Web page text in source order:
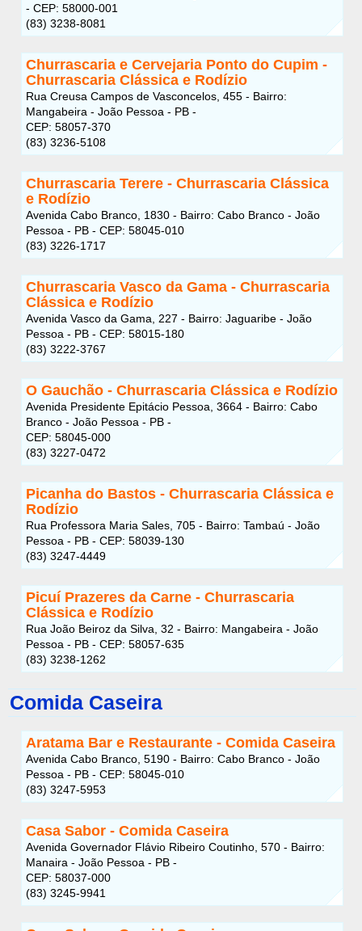
- CEP: 58000-001
(83) 3238-8081
Churrascaria e Cervejaria Ponto do Cupim -
Churrascaria Clássica e Rodízio
Rua Creusa Campos de Vasconcelos, 455 - Bairro:
Mangabeira - João Pessoa - PB -
CEP: 58057-370
(83) 3236-5108
Churrascaria Terere - Churrascaria Clássica
e Rodízio
Avenida Cabo Branco, 1830 - Bairro: Cabo Branco - João
Pessoa - PB - CEP: 58045-010
(83) 3226-1717
Churrascaria Vasco da Gama - Churrascaria
Clássica e Rodízio
Avenida Vasco da Gama, 227 - Bairro: Jaguaribe - João
Pessoa - PB - CEP: 58015-180
(83) 3222-3767
O Gauchão - Churrascaria Clássica e Rodízio
Avenida Presidente Epitácio Pessoa, 3664 - Bairro: Cabo
Branco - João Pessoa - PB -
CEP: 58045-000
(83) 3227-0472
Picanha do Bastos - Churrascaria Clássica e
Rodízio
Rua Professora Maria Sales, 705 - Bairro: Tambaú - João
Pessoa - PB - CEP: 58039-130
(83) 3247-4449
Picuí Prazeres da Carne - Churrascaria
Clássica e Rodízio
Rua João Beiroz da Silva, 32 - Bairro: Mangabeira - João
Pessoa - PB - CEP: 58057-635
(83) 3238-1262
Comida Caseira
Aratama Bar e Restaurante - Comida Caseira
Avenida Cabo Branco, 5190 - Bairro: Cabo Branco - João
Pessoa - PB - CEP: 58045-010
(83) 3247-5953
Casa Sabor - Comida Caseira
Avenida Governador Flávio Ribeiro Coutinho, 570 - Bairro:
Manaira - João Pessoa - PB -
CEP: 58037-000
(83) 3245-9941